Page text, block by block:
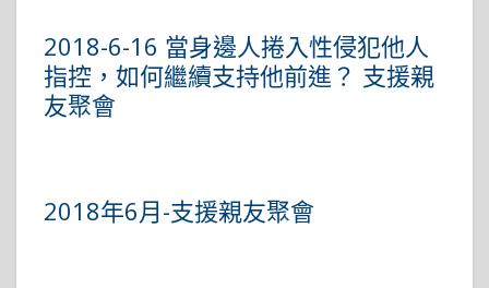
2018-6-16 當身邊人捲入性侵犯他人
指控，如何繼續支持他前進？ 支援親
友聚會
2018年6月-支援親友聚會